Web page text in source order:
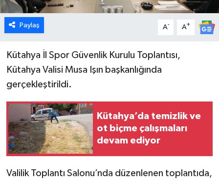
Paylaş A- A+
Kütahya İl Spor Güvenlik Kurulu Toplantısı,
Kütahya Valisi Musa Işın başkanlığında
gerçekleştirildi.
Kütahya’da temizlik ve
ot biçme çalışmaları
devam ediyor
Valilik Toplantı Salonu’nda düzenlenen toplantıda,
Gediz
Genel
Gündem
Hisarcık
İlçeler
Köşe Yazıları
Kültür Sanat